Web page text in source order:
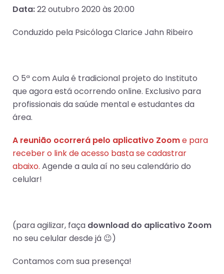
Data:22 outubro 2020 às 20:00
Conduzido pela Psicóloga Clarice Jahn Ribeiro
O 5ª com Aula é tradicional projeto do Instituto
que agora está ocorrendo online. Exclusivo para
profissionais da saúde mental e estudantes da
área.
A reunião ocorrerá pelo aplicativo Zoome para
receber o link de acesso basta se cadastrar
abaixo. Agende a aula aí no seu calendário do
celular!
(para agilizar, faça download do aplicativo Zoom
no seu celular desde já 😉)
Contamos com sua presença!